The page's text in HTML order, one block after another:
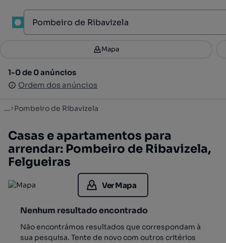
Filtros 2
1-0 de 0 anúncios
Ordem dos anúncios
Mapa
1-0 de 0 anúncios
Ordem dos anúncios
... Pombeiro de Ribavizela
Casas e apartamentos para
arrendar: Pombeiro de Ribavizela,
Felgueiras
Ver Mapa
Nenhum resultado encontrado
Não encontrámos resultados que correspondam à
sua pesquisa. Tente de novo com outros critérios